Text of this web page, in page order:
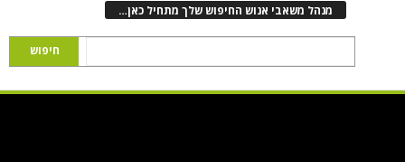
מנהל משאבי אנוש החיפוש שלך מתחיל כאן…